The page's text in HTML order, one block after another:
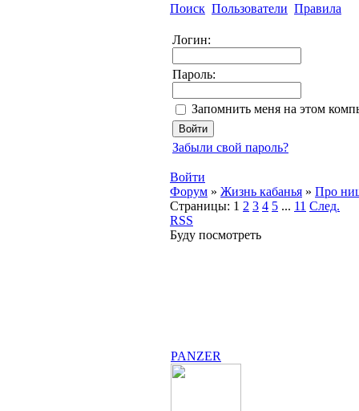
Поиск Пользователи Правила
Логин:
Пароль:
Запомнить меня на этом
Забыли свой пароль?
Войти
Форум » Жизнь кабанья » Про
Страницы: 1 2 3 4 5 ... 11 След.
RSS
Буду посмотреть
PANZER